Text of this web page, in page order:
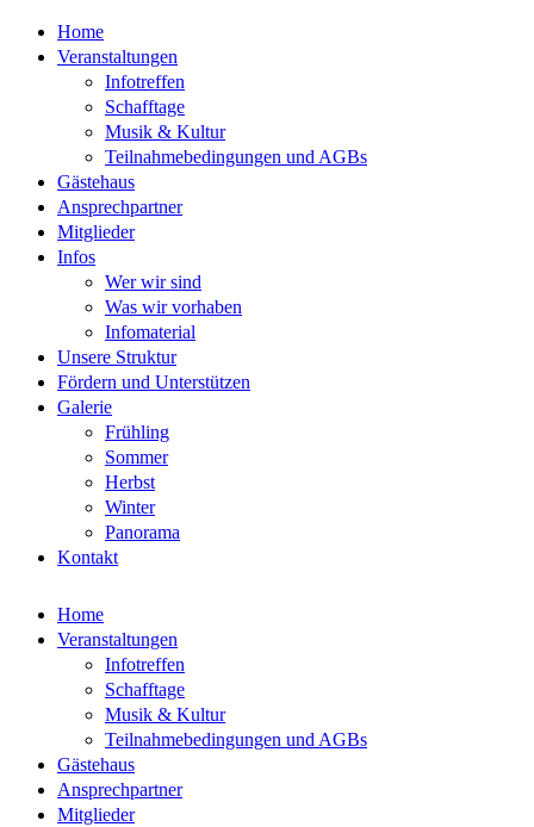
Home
Veranstaltungen
Infotreffen
Schafftage
Musik & Kultur
Teilnahmebedingungen und AGBs
Gästehaus
Ansprechpartner
Mitglieder
Infos
Wer wir sind
Was wir vorhaben
Infomaterial
Unsere Struktur
Fördern und Unterstützen
Galerie
Frühling
Sommer
Herbst
Winter
Panorama
Kontakt
Home
Veranstaltungen
Infotreffen
Schafftage
Musik & Kultur
Teilnahmebedingungen und AGBs
Gästehaus
Ansprechpartner
Mitglieder